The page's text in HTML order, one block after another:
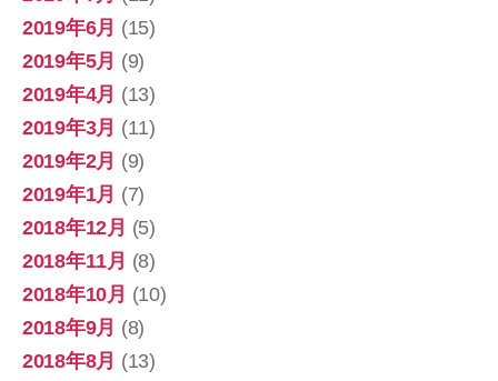
2019年6月 (15)
2019年5月 (9)
2019年4月 (13)
2019年3月 (11)
2019年2月 (9)
2019年1月 (7)
2018年12月 (5)
2018年11月 (8)
2018年10月 (10)
2018年9月 (8)
2018年8月 (13)